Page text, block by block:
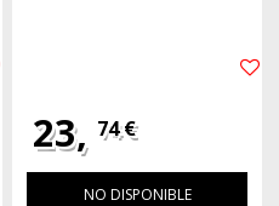
23, 74 €
NO DISPONIBLE